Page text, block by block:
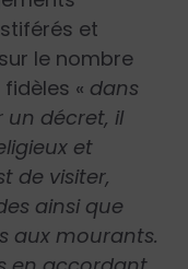
et
le nombre
« dans
un décret, il
et
de visiter,
ainsi que
aux mourants.